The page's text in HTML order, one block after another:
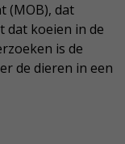
(MOB), dat
dat koeien in de
is de
de dieren in een